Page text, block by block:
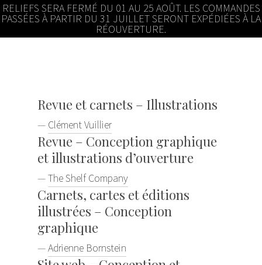
RELIEFS SERA FERMÉ DU 01 AU 25 AOÛT. LES COMMANDES
PASSÉES À PARTIR DU 31 JUILLET SERONT EXPÉDIÉES À LA
RÉOUVERTURE.
Revue et carnets – Illustrations
— Clément Vuillier
Revue – Conception graphique
et illustrations d’ouverture
—The Shelf Company
Carnets, cartes et éditions
illustrées – Conception
graphique
—Adrienne Bornstein